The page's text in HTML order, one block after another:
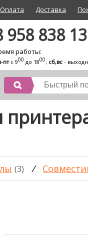
Оплата Доставка
958 838
работы:
птс 900 до 1800; сб,вс -
(3) /